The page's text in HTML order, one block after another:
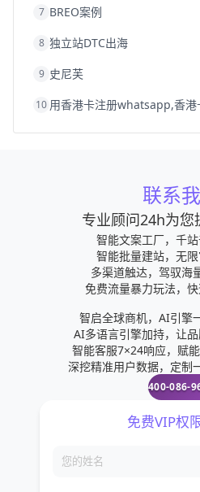
7 BREO案例
8 独立站DTC出海
9 史尼芙
10 用香港卡注册whatsapp,香
联系
专业顾问24h为您
智能文案工厂，千
智能批量建站，无
多渠道触达，驾驭海
免费流量暴力玩法，
智启全球商机，AI引擎
AI多语言引擎加持，让
智能客服7×24响应，赋
深挖精准用户数据，定制
400-086-